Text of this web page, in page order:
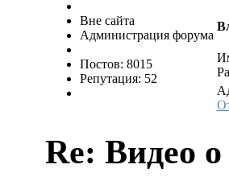
Вне сайта
Администрация форума
Постов: 8015
Репутация: 52
Re: Видео о